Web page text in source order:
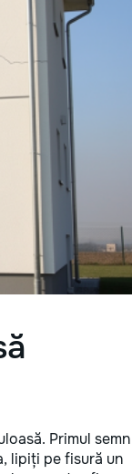
Primul semn
lipiți pe fisură un